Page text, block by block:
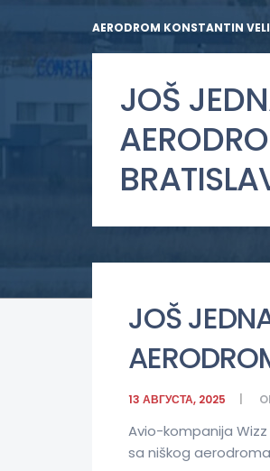
AERODROM KONSTANTIN
JOŠ
JOŠ
13 АВГУСТА, 2025
Avio-kompanija
sa niškog